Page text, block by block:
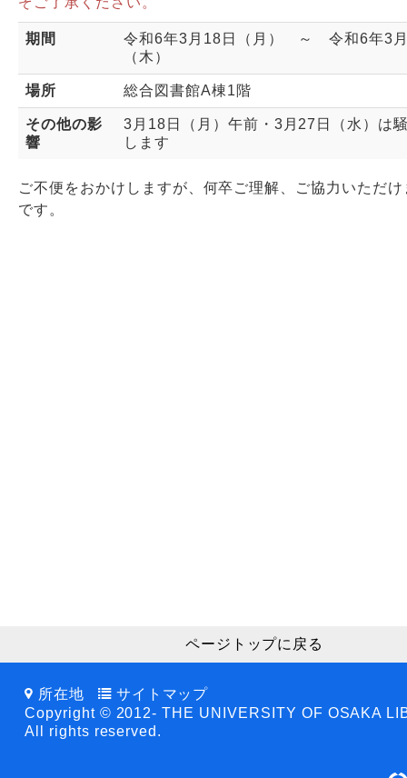
Webサービス
期間
令和6年3月18日（月） ～ 令和6年3
（木）
場所 総合図書館A棟1階
その他の影
響
3月18日（月）午前・3月27日（水）は
します
ご不便をおかけしますが、何卒ご理解、ご協力いただ
です。
ページトップに戻る
所在地
サイトマップ
Copyright © 2012- THE UNIVERSITY OF OSAKA
All rights reserved.